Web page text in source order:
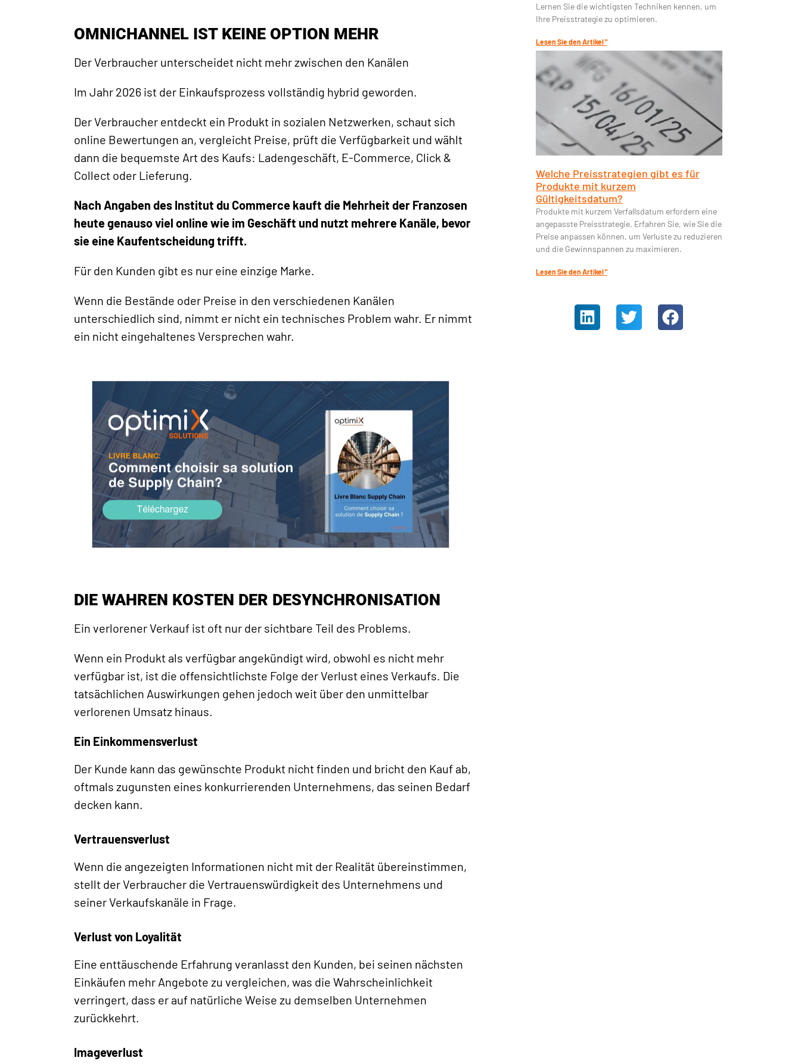
OMNICHANNEL IST KEINE OPTION MEHR
Der Verbraucher unterscheidet nicht mehr zwischen den Kanälen
Im Jahr 2026 ist der Einkaufsprozess vollständig hybrid geworden.
Der Verbraucher entdeckt ein Produkt in sozialen Netzwerken, schaut sich
online Bewertungen an, vergleicht Preise, prüft die Verfügbarkeit und wählt
dann die bequemste Art des Kaufs: Ladengeschäft, E-Commerce, Click &
Collect oder Lieferung.
Nach Angaben des Institut du Commerce kauft die Mehrheit der Franzosen
heute genauso viel online wie im Geschäft und nutzt mehrere Kanäle, bevor
sie eine Kaufentscheidung trifft.
Für den Kunden gibt es nur eine einzige Marke.
Wenn die Bestände oder Preise in den verschiedenen Kanälen
unterschiedlich sind, nimmt er nicht ein technisches Problem wahr. Er nimmt
ein nicht eingehaltenes Versprechen wahr.
DIE WAHREN KOSTEN DER DESYNCHRONISATION
Ein verlorener Verkauf ist oft nur der sichtbare Teil des Problems.
Wenn ein Produkt als verfügbar angekündigt wird, obwohl es nicht mehr
verfügbar ist, ist die offensichtlichste Folge der Verlust eines Verkaufs. Die
tatsächlichen Auswirkungen gehen jedoch weit über den unmittelbar
verlorenen Umsatz hinaus.
Ein Einkommensverlust
Der Kunde kann das gewünschte Produkt nicht finden und bricht den Kauf ab,
oftmals zugunsten eines konkurrierenden Unternehmens, das seinen Bedarf
decken kann.
Vertrauensverlust
Wenn die angezeigten Informationen nicht mit der Realität übereinstimmen,
stellt der Verbraucher die Vertrauenswürdigkeit des Unternehmens und
seiner Verkaufskanäle in Frage.
Verlust von Loyalität
Eine enttäuschende Erfahrung veranlasst den Kunden, bei seinen nächsten
Einkäufen mehr Angebote zu vergleichen, was die Wahrscheinlichkeit
verringert, dass er auf natürliche Weise zu demselben Unternehmen
zurückkehrt.
Imageverlust
Lernen Sie die wichtigsten Techniken kennen, um
Ihre Preisstrategie zu optimieren.
Lesen Sie den Artikel "
Welche Preisstrategien gibt es für
Produkte mit kurzem
Gültigkeitsdatum?
Produkte mit kurzem Verfallsdatum erfordern eine
angepasste Preisstrategie. Erfahren Sie, wie Sie die
Preise anpassen können, um Verluste zu reduzieren
und die Gewinnspannen zu maximieren.
Lesen Sie den Artikel "